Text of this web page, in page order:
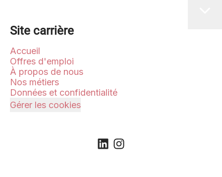
Site carrière
Accueil
Offres d'emploi
À propos de nous
Nos métiers
Données et confidentialité
Gérer les cookies